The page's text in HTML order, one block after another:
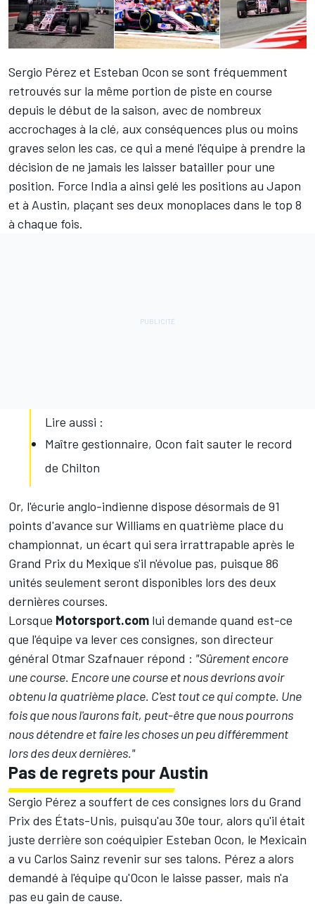
Sergio Pérez et Esteban Ocon se sont fréquemment
retrouvés sur la même portion de piste en course
depuis le début de la saison, avec de nombreux
accrochages à la clé, aux conséquences plus ou moins
graves selon les cas, ce qui a mené l'équipe à prendre la
décision de ne jamais les laisser batailler pour une
position. Force India a ainsi gelé les positions au Japon
et à Austin, plaçant ses deux monoplaces dans le top 8
à chaque fois.
Lire aussi :
Maître gestionnaire, Ocon fait sauter le record
de Chilton
Or, l'écurie anglo-indienne dispose désormais de 91
points d'avance sur Williams en quatrième place du
championnat, un écart qui sera irrattrapable après le
Grand Prix du Mexique s'il n'évolue pas, puisque 86
unités seulement seront disponibles lors des deux
dernières courses.
Lorsque Motorsport.com lui demande quand est-ce
que l'équipe va lever ces consignes, son directeur
général Otmar Szafnauer répond : "Sûrement encore
une course. Encore une course et nous devrions avoir
obtenu la quatrième place. C'est tout ce qui compte. Une
fois que nous l'aurons fait, peut-être que nous pourrons
nous détendre et faire les choses un peu différemment
lors des deux dernières."
Pas de regrets pour Austin
Sergio Pérez a souffert de ces consignes lors du Grand
Prix des États-Unis, puisqu'au 30e tour, alors qu'il était
juste derrière son coéquipier Esteban Ocon, le Mexicain
a vu Carlos Sainz revenir sur ses talons. Pérez a alors
demandé à l'équipe qu'Ocon le laisse passer, mais n'a
pas eu gain de cause.